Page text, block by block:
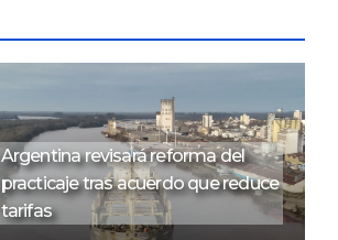
Argentina revisará reforma del
practicaje tras acuerdo que reduce
tarifas